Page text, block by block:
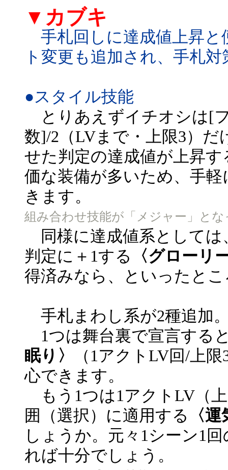
▼カブキ
手札回しに達成値上昇と
ト変更も追加され、手札
●スタイル技能
とりあえずイチオシは[
数]/2（LVまで・上限3）
せた判定の達成値が上昇す
価な装備が多いため、手
きます。
組み合わせ技能が「メジャー」と
同様に達成値系としては
判定に＋1する
〈グローリ
得済みなら、といったと
手札まわし系が2種追加
1つは舞台裏で宣言する
眠り〉
（1アクトLV回/上
心できます。
もう1つは1アクトLV（
囲（選択）に適用する
〈
しょうか。元々1シーン1
れば十分でしょう。